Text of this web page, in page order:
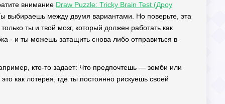
внимание Draw Puzzle: Tricky Brain Test (Дроу
выбираешь между двумя вариантами. Но поверьте, эта
ты и твой мозг, который должен работать как
- и ты можешь затащить снова либо отправиться в
кто-то задает: Что предпочтешь — зомби или
как лотерея, где ты постоянно рискуешь своей